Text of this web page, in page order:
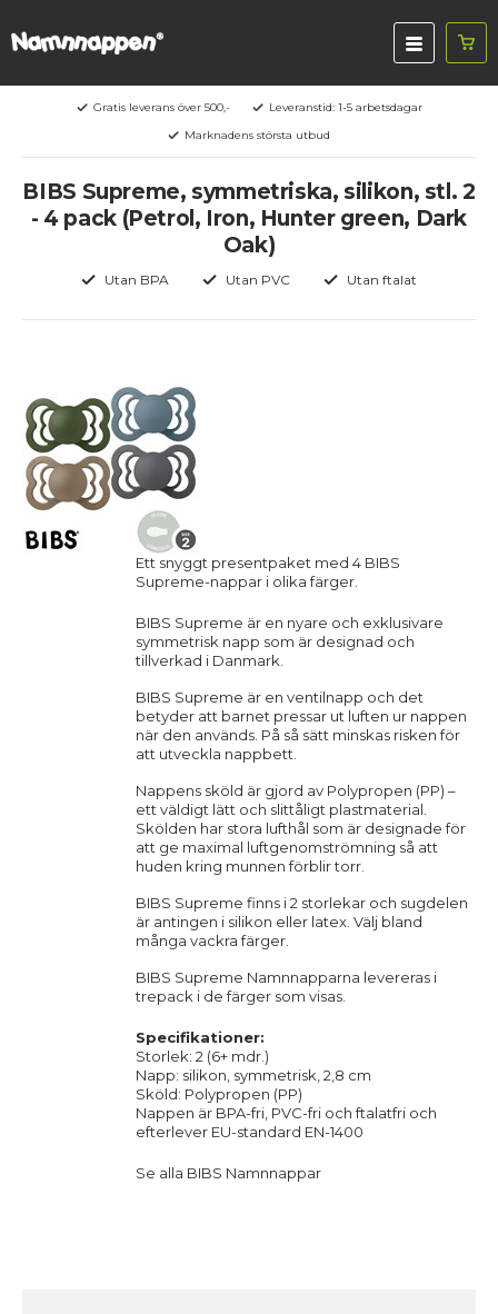
Gratis leverans över 500,-
Leveranstid: 1-5 arbetsdagar
Marknadens största utbud
BIBS Supreme, symmetriska, silikon, stl. 2
- 4 pack (Petrol, Iron, Hunter green, Dark
Oak)
Utan BPA Utan PVC Utan ftalat
Ett snyggt presentpaket med 4 BIBS
Supreme-nappar i olika färger.
BIBS Supreme är en nyare och exklusivare
symmetrisk napp som är designad och
tillverkad i Danmark.
BIBS Supreme är en ventilnapp och det
betyder att barnet pressar ut luften ur nappen
när den används. På så sätt minskas risken för
att utveckla nappbett.
Nappens sköld är gjord av Polypropen (PP) –
ett väldigt lätt och slittåligt plastmaterial.
Skölden har stora lufthål som är designade för
att ge maximal luftgenomströmning så att
huden kring munnen förblir torr.
BIBS Supreme finns i 2 storlekar och sugdelen
är antingen i silikon eller latex. Välj bland
många vackra färger.
BIBS Supreme Namnnapparna levereras i
trepack i de färger som visas.
Specifikationer:
Storlek: 2 (6+ mdr.)
Napp: silikon, symmetrisk, 2,8 cm
Sköld: Polypropen (PP)
Nappen är BPA-fri, PVC-fri och ftalatfri och
efterlever EU-standard EN-1400
Se alla BIBS Namnnappar